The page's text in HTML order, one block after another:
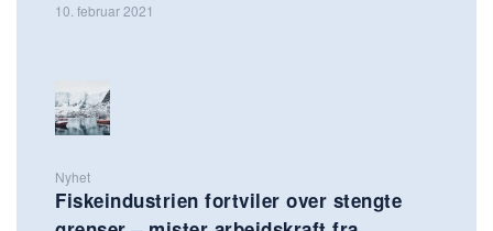
10. februar 2021
Nyhet
Fiskeindustrien fortviler over stengte